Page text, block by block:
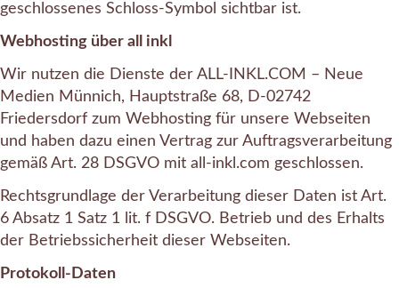
geschlossenes Schloss-Symbol sichtbar ist.
Webhosting über all inkl
Wir nutzen die Dienste der ALL-INKL.COM – Neue
Medien Münnich, Hauptstraße 68, D-02742
Friedersdorf zum Webhosting für unsere Webseiten
und haben dazu einen Vertrag zur Auftragsverarbeitung
gemäß Art. 28 DSGVO mit all-inkl.com geschlossen.
Rechtsgrundlage der Verarbeitung dieser Daten ist Art.
6 Absatz 1 Satz 1 lit. f DSGVO. Betrieb und des Erhalts
der Betriebssicherheit dieser Webseiten.
Protokoll-Daten